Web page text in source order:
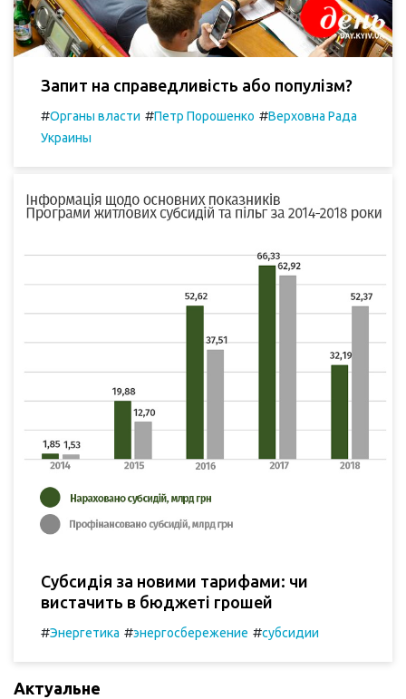
Запит на справедливість або популізм?
#Органы власти #Петр Порошенко #Верховна Рада
Украины
Субсидія за новими тарифами: чи
вистачить в бюджеті грошей
#Энергетика #энергосбережение #субсидии
Актуальне